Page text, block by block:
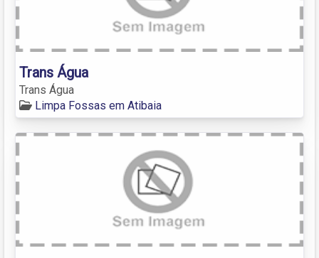
Trans Água
Trans Água
Limpa Fossas em Atibaia